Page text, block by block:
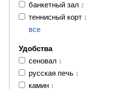
банкетный зал 2
теннисный корт 1
все
Удобства
сеновал 1
русская печь 1
камин 1